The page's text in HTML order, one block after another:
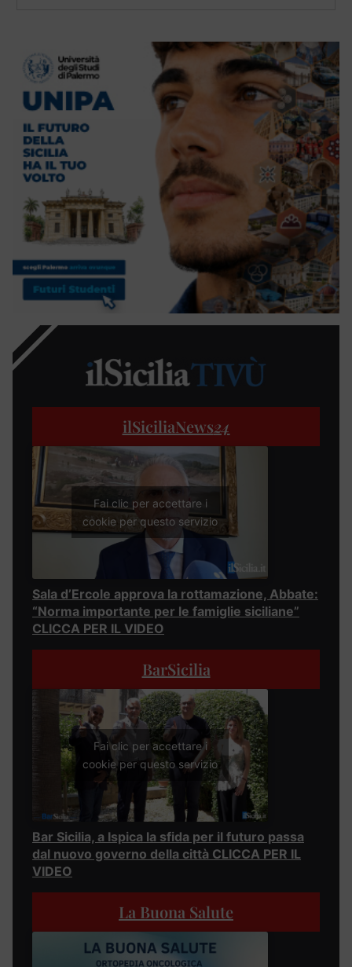
ilSiciliaNews24
Fai clic per accettare i
cookie per questo servizio
Sala d’Ercole approva la rottamazione, Abbate:
“Norma importante per le famiglie siciliane”
CLICCA PER IL VIDEO
BarSicilia
Fai clic per accettare i
cookie per questo servizio
Bar Sicilia, a Ispica la sfida per il futuro passa
dal nuovo governo della città CLICCA PER IL
VIDEO
La Buona Salute